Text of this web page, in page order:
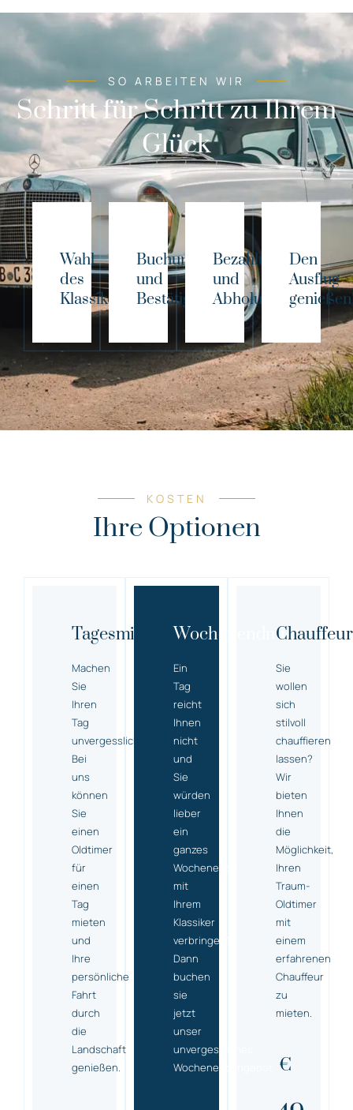
SO ARBEITEN WIR
Schritt für Schritt zu Ihrem
Glück
Wahl
des
Klassikers!
Buchung
und
Bestätigung
Bezahlung
und
Abholung
Den
Ausflug
KOSTEN
Ihre Optionen
Tagesmiete
Machen
Sie
Ihren
Tag
unvergesslich!
Bei
uns
können
Sie
einen
Oldtimer
für
einen
Tag
mieten
und
Ihre
persönliche
Fahrt
durch
die
Landschaft
genießen.
Wochenendmiete
Ein
Tag
reicht
Ihnen
nicht
und
Sie
würden
lieber
ein
ganzes
Wochenende
mit
Ihrem
Klassiker
verbringen?
Dann
buchen
sie
jetzt
unser
unvergessliches
Wochenendangebot.
Sie
wollen
sich
stilvoll
chauffieren
lassen?
Wir
bieten
Ihnen
die
Möglichkeit,
Ihren
Traum-
Oldtimer
mit
einem
erfahrenen
Chauffeur
zu
mieten.
€